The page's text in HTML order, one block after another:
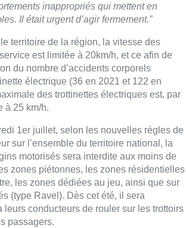
inappropriés qui mettent en
Il était urgent d’agir fermement.”
territoire de la région, la vitesse des
est limitée à 20km/h, et ce afin de
du nombre d’accidents corporels
électrique (36 en 2021 et 122 en
des trottinettes électriques est, par
à 25 km/h.
1er juillet, selon les nouvelles règles de
sur l’ensemble du territoire national, la
motorisés sera interdite aux moins de
zones piétonnes, les zones résidentielles
les zones dédiées au jeu, ainsi que sur
(type Ravel). Dès cet été, il sera
leurs conducteurs de rouler sur les trottoirs
passagers.